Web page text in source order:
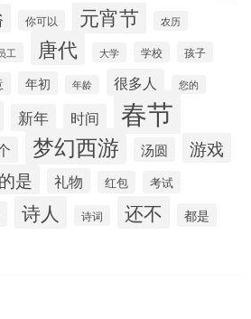
你可以 元宵节 农历
工 唐代 大学 学校 孩子
年初 年龄 很多人 您的
新年 时间 春节
梦幻西游 汤圆 游戏
的是 礼物 红包 考试
诗人 诗词 还不 都是